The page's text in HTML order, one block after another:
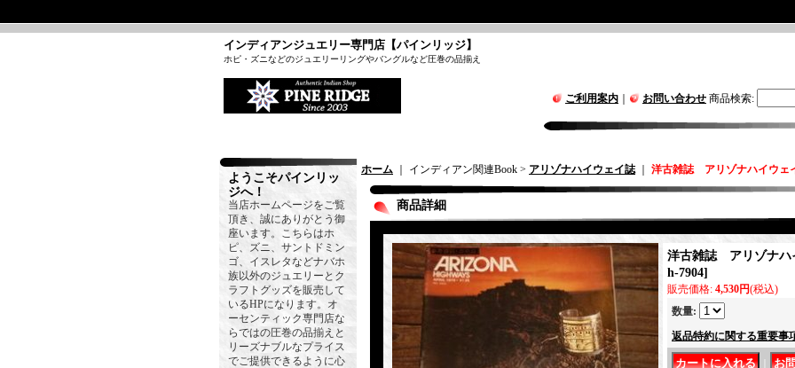
インディアンジュエリー専門店【パインリッジ】
ホピ・ズニなどのジュエリーリングやバングルなど圧巻の品揃え
ご利用案内 お問い合わせ 商品検索:
ようこそパインリッ
ジへ！
当店ホームページをご覧
頂き、誠にありがとう御
座います。こちらはホ
ピ、ズニ、サントドミン
ゴ、イスレタなどナバホ
族以外のジュエリーとク
ラフトグッズを販売して
いるHPになります。オ
ーセンティック専門店な
らではの圧巻の品揃えと
リーズナブルなプライス
でご提供できるように心
ホーム ｜ インディアン関連Book > アリゾナハイウェイ誌｜ 洋古雑誌 アリゾナハイウェ
商品詳細
洋古雑誌 アリゾナハ
h-7904]
販売価格: 4,530円(税込)
数量:
返品特約に関する重要事